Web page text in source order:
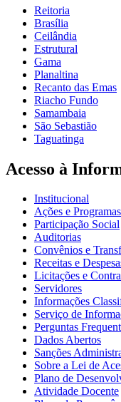
Reitoria
Brasília
Ceilândia
Estrutural
Gama
Planaltina
Recanto das Emas
Riacho Fundo
Samambaia
São Sebastião
Taguatinga
Acesso à
Institucional
Ações e Programas
Participação Social
Auditorias
Convênios e
Receitas e
Licitações e
Servidores
Informações
Serviço de
Perguntas
Dados Abertos
Sanções
Sobre a Lei de
Plano de
Atividade Docente